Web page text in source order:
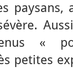
paysans,
«
petites